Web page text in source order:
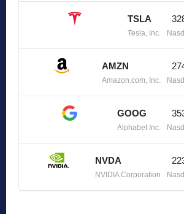
TSLA
Tesla, Inc.
AMZN
Amazon.com, Inc.
GOOG
Alphabet Inc.
NVDA
NVIDIA Corporation